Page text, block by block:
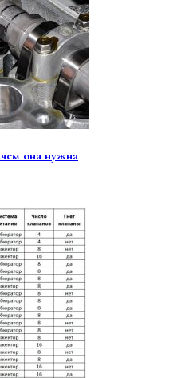
она нужна